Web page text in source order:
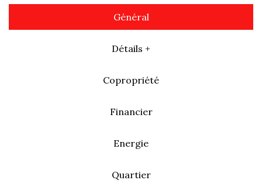
Général
Détails +
Copropriété
Financier
Energie
Quartier